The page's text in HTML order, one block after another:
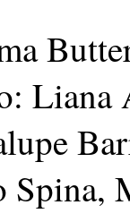
Liana
Spina,